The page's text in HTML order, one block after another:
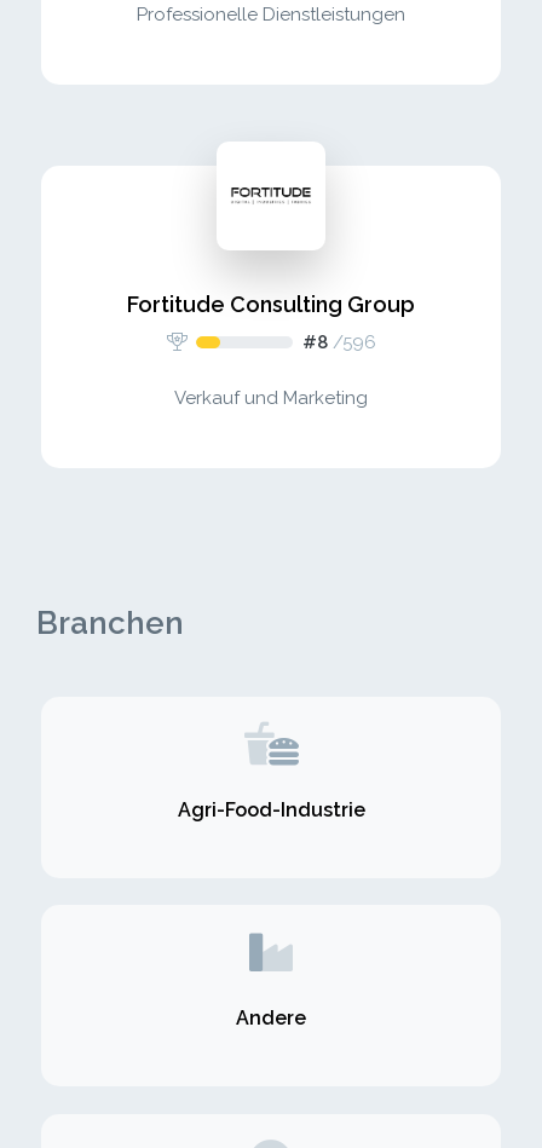
Professionelle Dienstleistungen
Fortitude Consulting Group
#8/596
Verkauf und Marketing
Branchen
Agri-Food-Industrie
Andere